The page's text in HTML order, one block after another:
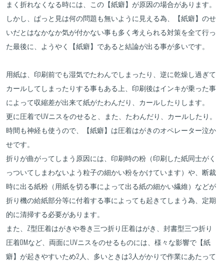
まく折れなくなる時には、この【紙癖】が原因の場合があります。
しかし、ぱっと見は何の問題も無いように見える為、【紙癖】のせ
いだとはなかなか気が付かない事も多く考えられる対策を全て行っ
た最後に、ようやく【紙癖】であると結論が出る事が多いです。
用紙は、印刷前でも湿気でたわんでしまったり、逆に乾燥し過ぎて
カールしてしまったりする事もある上、印刷後はインキが乗った事
によって収縮差が出来て紙がたわんだり、カールしたりします。
更に圧着でUVニスをのせると、また、たわんだり、カールしたり。
時間も神経も使うので、【紙癖】は圧着はがきのオペレーター泣か
せです。
折りが曲がってしまう原因には、印刷時の粉（印刷した紙同士がく
っついてしまわないよう粒子の細かい粉をかけています）や、断裁
時に出る紙粉（用紙を切る事によって出る紙の細かい繊維）などが
折り機の給紙部分等に付着する事によっても起きてしまう為、定期
的に清掃する必要があります。
また、Z型圧着はがきや巻き三つ折り圧着はがき、封書型三つ折り
圧着DMなど、両面にUVニスをのせるものには、様々な影響で【紙
癖】が起きやすいため2人、多いときは3人がかりで作業にあたって